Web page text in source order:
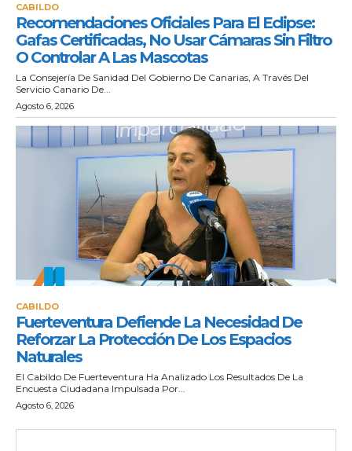
CABILDO
Recomendaciones Oficiales Para El Eclipse:
Gafas Certificadas, No Usar Cámaras Sin Filtro
O Controlar A Las Mascotas
La Consejería De Sanidad Del Gobierno De Canarias, A Través Del
Servicio Canario De...
Agosto 6, 2026
CABILDO
Fuerteventura Defiende La Necesidad De
Reforzar La Protección De Los Espacios
Naturales
El Cabildo De Fuerteventura Ha Analizado Los Resultados De La
Encuesta Ciudadana Impulsada Por...
Agosto 6, 2026